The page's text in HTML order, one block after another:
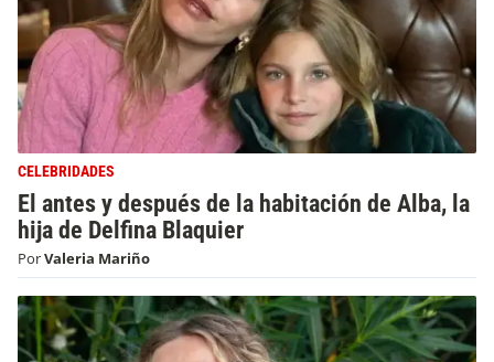
CELEBRIDADES
El antes y después de la habitación de Alba, la
hija de Delfina Blaquier
PorValeria Mariño